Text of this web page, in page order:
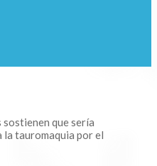
que sería
la tauromaquia por el